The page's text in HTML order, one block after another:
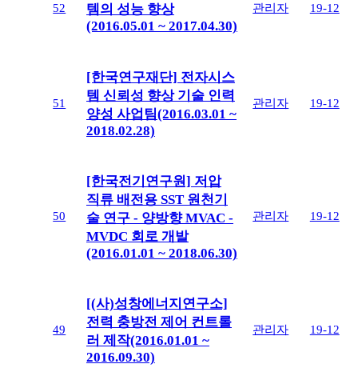
52
템의 성능 향상
(2016.05.01 ~ 2017.04.30)
관리자 19-12
51
[한국연구재단] 전자시스
템 신뢰성 향상 기술 인력
양성 사업팀(2016.03.01 ~
2018.02.28)
관리자 19-12
50
[한국전기연구원] 저압
직류 배전용 SST 원천기
술 연구 - 양방향 MVAC -
MVDC 회로 개발
(2016.01.01 ~ 2018.06.30)
관리자 19-12
49
[(사)성창에너지연구소]
전력 충방전 제어 컨트롤
러 제작(2016.01.01 ~
2016.09.30)
관리자 19-12